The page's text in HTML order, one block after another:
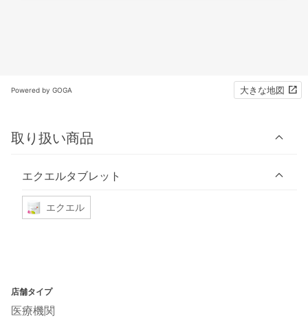
Powered by GOGA 大きな地図
取り扱い商品
エクエルタブレット
エクエル
店舗タイプ
医療機関